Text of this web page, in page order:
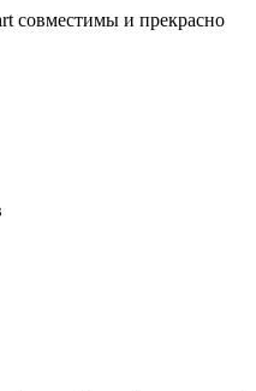
совместимы и прекрасно